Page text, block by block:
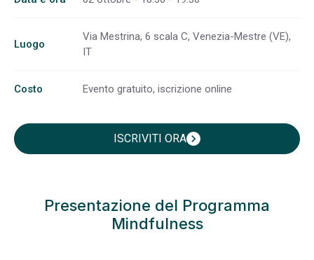
Luogo
Via Mestrina, 6 scala C, Venezia-Mestre (VE),
IT
Costo Evento gratuito, iscrizione online
ISCRIVITI ORAchevron_right
Presentazione del Programma
Mindfulness